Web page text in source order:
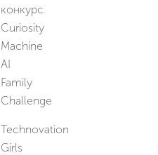
конкурс
Curiosity
Machine
AI
Family
Challenge
Technovation
Girls